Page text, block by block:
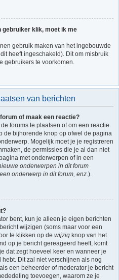
gebruiker klik, moet ik me
gebruik maken van het ingebouwde
heeft ingeschakeld). Dit om misbruik
gebruikers te voorkomen.
van berichten
of maak een reactie?
forums te plaatsen of om een reactie
de bijhorende knop op ofwel de pagina
Mogelijk moet je je registreren
de permissies die je al dan niet
met onderwerpen of in een
onderwerpen in dit forum
onderwerp in dit forum, enz.).
bent, kun je alleen je eigen berichten
wijzigen (soms maar voor een
te klikken op de wijzig knop van het
op je bericht gereageerd heeft, komt
dat zegt hoeveel keer en wanneer je
Dit zal niet verschijnen als nog
een beheerder of moderator je bericht
toevoegen, waarom ze je